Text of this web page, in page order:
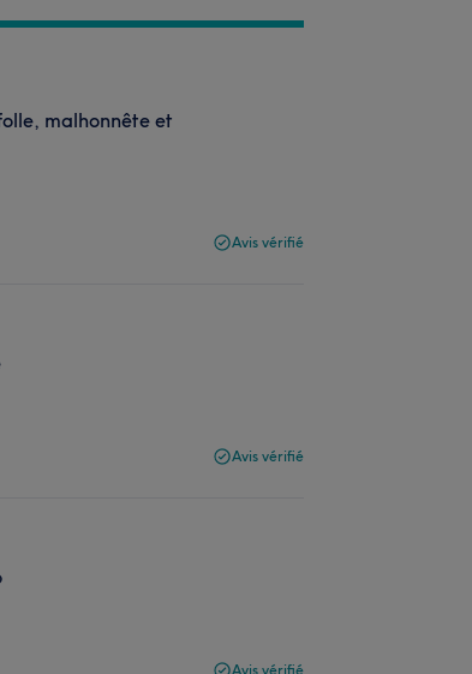
malhonnête et
Avis vérifié
Avis vérifié
Avis vérifié